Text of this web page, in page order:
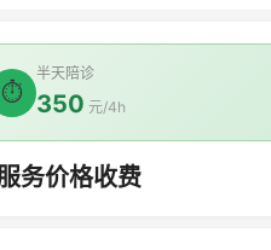
⏱
半天陪诊
350 元/4h
务价格收费